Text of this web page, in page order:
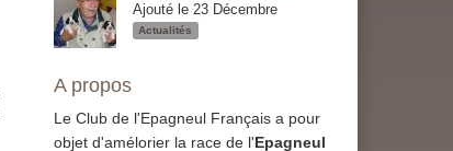
Ajouté le 23 Décembre
Actualités
A propos
Le Club de l'Epagneul Français a pour
objet d'amélorier la race de l'Epagneul